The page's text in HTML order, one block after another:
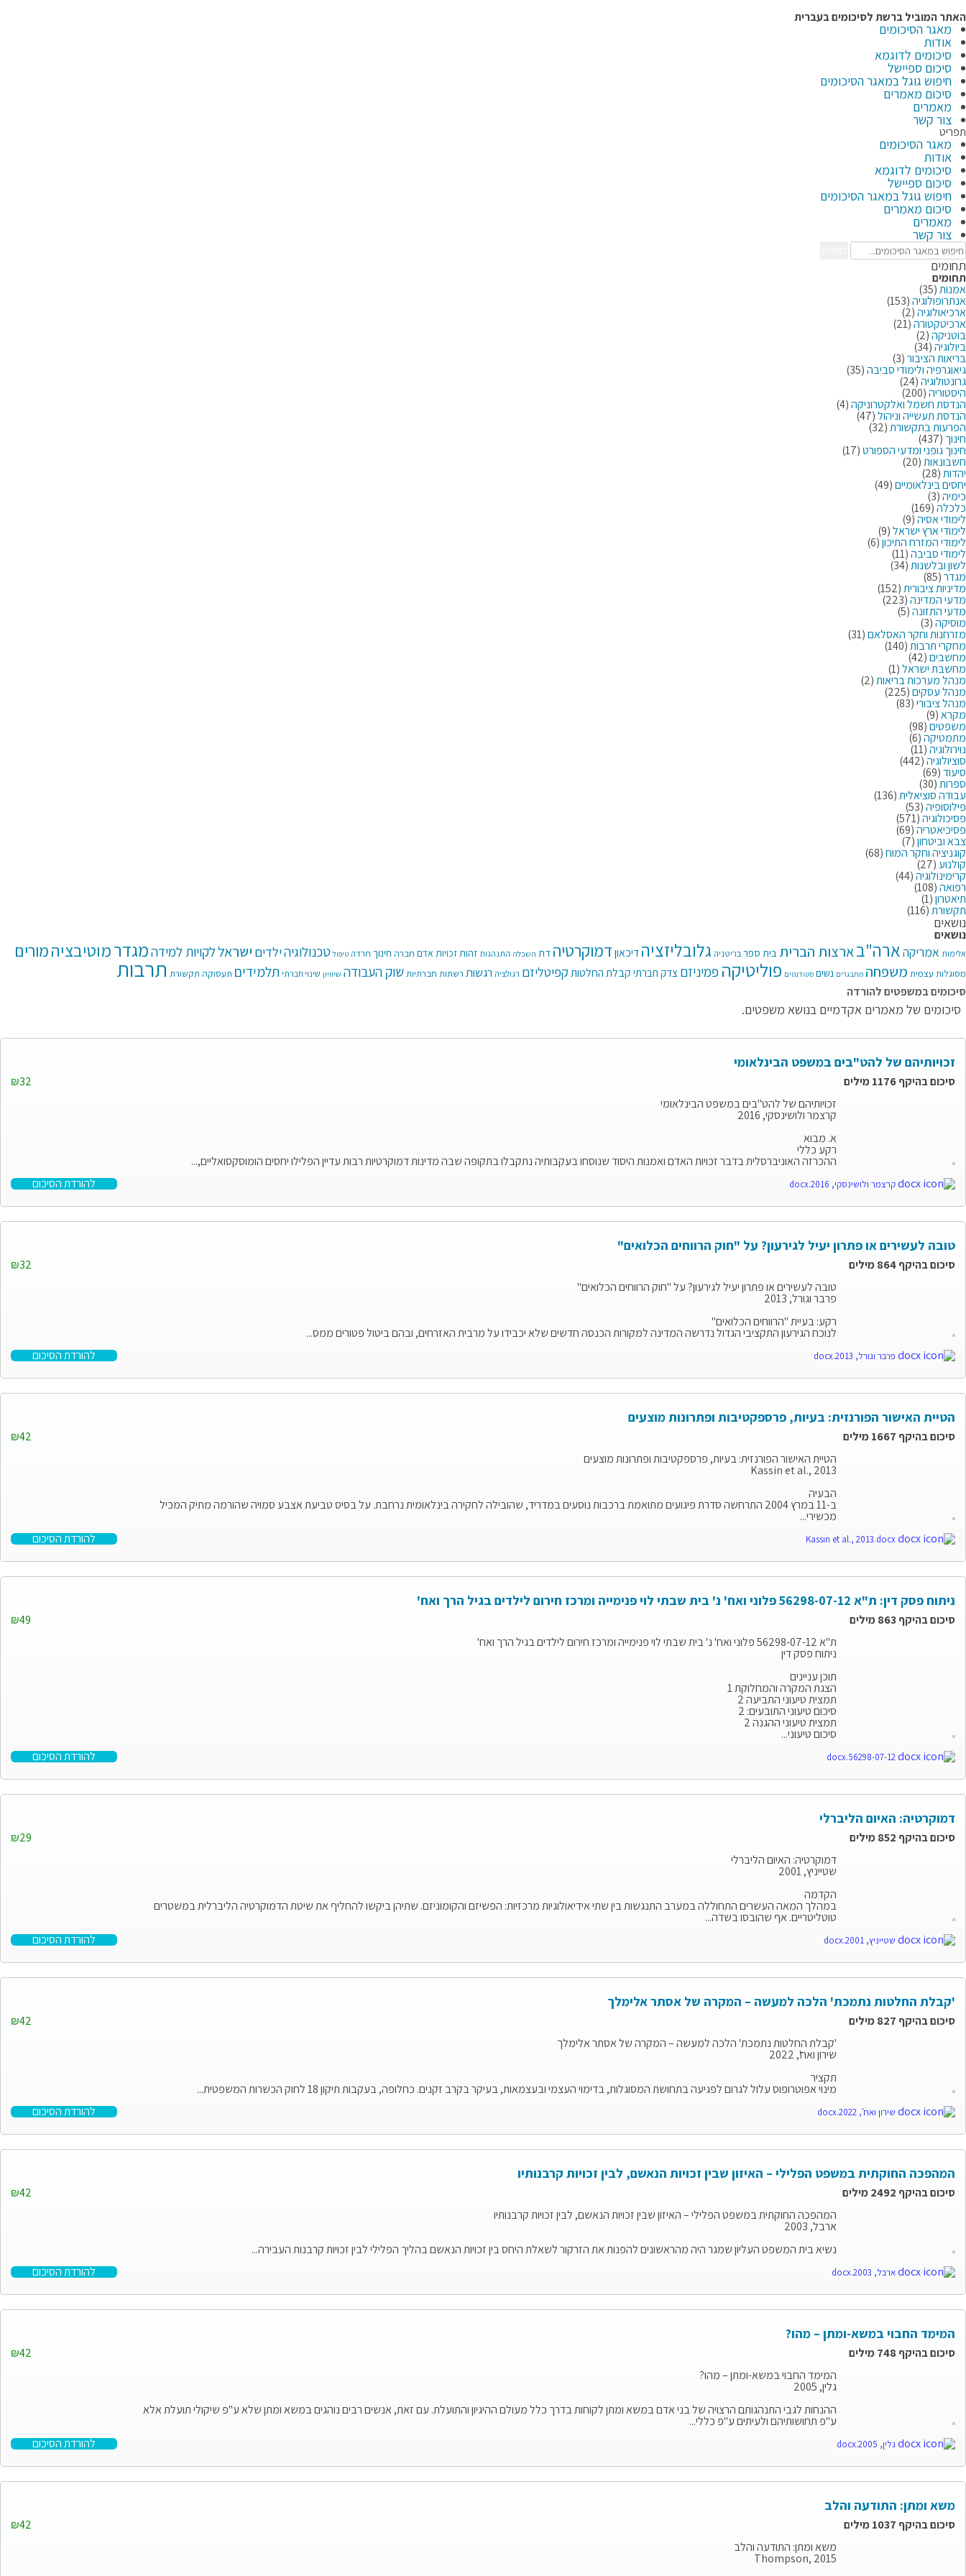
לתוכן
האתר המוביל ברשתלסיכומים בעברית
מאגר הסיכומים
אודות
סיכומים לדוגמא
סיכום ספיישל
חיפוש גוגל במאגר הסיכומים
סיכום מאמרים
מאמרים
צור קשר
תפריט
מאגר הסיכומים
אודות
סיכומים לדוגמא
סיכום ספיישל
חיפוש גוגל במאגר הסיכומים
סיכום מאמרים
מאמרים
צור קשר
תחומים
תחומים
אמנות(35)
אנתרופולוגיה(153)
ארכיאולוגיה(2)
ארכיטקטורה(21)
בוטניקה(2)
ביולוגיה(34)
בריאות הציבור(3)
גיאוגרפיה ולימודי סביבה(35)
גרונטולוגיה(24)
היסטוריה(200)
הנדסת חשמל ואלקטרוניקה(4)
הנדסת תעשייה וניהול(47)
הפרעות בתקשורת(32)
חינוך (437)
חינוך גופני ומדעי הספורט(17)
חשבונאות(20)
יהדות(28)
יחסים בינלאומיים(49)
כימיה(3)
כלכלה(169)
לימודי אסיה(9)
לימודי ארץ ישראל(9)
לימודי המזרח התיכון(6)
לימודי סביבה(11)
לשון ובלשנות(34)
מגדר(85)
מדיניות ציבורית(152)
מדעי המדינה(223)
מדעי התזונה(5)
מוסיקה(3)
מזרחנות וחקר האסלאם(31)
מחקרי תרבות(140)
מחשבים(42)
מחשבת ישראל(1)
מנהל מערכות בריאות(2)
מנהל עסקים(225)
מנהל ציבורי(83)
מקרא(9)
משפטים(98)
מתמטיקה(6)
נוירולוגיה(11)
סוציולוגיה(442)
סיעוד(69)
ספרות(30)
עבודה סוציאלית(136)
פילוסופיה(53)
פסיכולוגיה(571)
פסיכיאטריה(69)
צבא וביטחון(7)
קוגניציה וחקר המוח(68)
קולנוע (27)
קרימינולוגיה(44)
רפואה(108)
תיאטרון(1)
תקשורת(116)
נושאים
נושאים
אלימות אמריקהארה"בארצות הברית בית ספרבריטניה גלובליזציהדיכאוןדמוקרטיה דת השכלה התנהגותזהותזכויות אדם חברה חינוך חרדה טיפול טכנולוגיהילדים ישראללקויות למידהמגדרמוטיבציהמורים
מסוגלות עצמית משפחה מתבגרים נשים סטודנטים פוליטיקה פמיניזם צדק חברתי קבלת החלטותקפיטליזם רגולציה רגשות רשתות חברתיותשוק העבודה שיוויון שינוי חברתי תלמידים תעסוקה תקשורת תרבות
סיכומים במשפטים להורדה
סיכומים של מאמרים אקדמיים בנושא משפטים.
זכויותיהם של להט"בים במשפט הבינלאומי
סיכום בהיקף 1176 מילים
₪32
זכויותיהם של להט"בים במשפט הבינלאומי
קרצמר ולושינסקי, 2016
א. מבוא
רקע כללי
ההכרזה האוניברסלית בדבר זכויות האדם ואמנות היסוד שנוסחו בעקבותיה נתקבלו בתקופה שבה מדינות דמוקרטיות רבות עדיין הפלילו יחסים הומוסקסואליים,...
קרצמר ולושינסקי, 2016.docx להורדת הסיכום
טובה לעשירים או פתרון יעיל לגירעון? על "חוק הרווחים הכלואים"
סיכום בהיקף 864 מילים
₪32
טובה לעשירים או פתרון יעיל לגירעון? על "חוק הרווחים הכלואים"
פרבר וגורל, 2013
רקע: בעיית "הרווחים הכלואים"
לנוכח הגירעון התקציבי הגדול נדרשה המדינה למקורות הכנסה חדשים שלא יכבידו על מרבית האזרחים, ובהם ביטול פטורים ממס...
פרבר וגורל, 2013.docx להורדת הסיכום
הטיית האישור הפורנזית: בעיות, פרספקטיבות ופתרונות מוצעים
סיכום בהיקף 1667 מילים
₪42
הטיית האישור הפורנזית: בעיות, פרספקטיבות ופתרונות מוצעים
Kassin et al., 2013
הבעיה
ב-11 במרץ 2004 התרחשה סדרת פיגועים מתואמת ברכבות נוסעים במדריד, שהובילה לחקירה בינלאומית נרחבת. על בסיס טביעת אצבע סמויה שהורמה מתיק המכיל
מכשירי...
להורדת הסיכום
ניתוח פסק דין: ת"א 56298-07-12 פלוני ואח' נ' בית שבתי לוי פנימייה ומרכז חירום לילדים בגיל הרך ואח'
סיכום בהיקף 863 מילים
₪49
ת"א 56298-07-12 פלוני ואח' נ' בית שבתי לוי פנימייה ומרכז חירום לילדים בגיל הרך ואח'
ניתוח פסק דין
תוכן עניינים
הצגת המקרה והמחלוקת 1
תמצית טיעוני התביעה 2
סיכום טיעוני התובעים: 2
תמצית טיעוני ההגנה 2
סיכום טיעוני...
להורדת הסיכום
דמוקרטיה: האיום הליברלי
סיכום בהיקף 852 מילים
₪29
דמוקרטיה: האיום הליברלי
הקדמה
במהלך המאה העשרים התחוללה במערב התנגשות בין שתי אידיאולוגיות מרכזיות: הפשיזם והקומוניזם. שתיהן ביקשו להחליף את שיטת הדמוקרטיה הליברלית במשטרים
טוטליטריים. אף שהובסו בשדה...
להורדת הסיכום
'קבלת החלטות נתמכת' הלכה למעשה – המקרה של אסתר אלימלך
סיכום בהיקף 827 מילים
₪42
'קבלת החלטות נתמכת' הלכה למעשה – המקרה של אסתר אלימלך
שירון ואח', 2022
תקציר
מינוי אפוטרופוס עלול לגרום לפגיעה בתחושת המסוגלות, בדימוי העצמי ובעצמאות, בעיקר בקרב זקנים. כחלופה, בעקבות תיקון 18 לחוק הכשרות המשפטית...
שירון ואח', 2022.docx להורדת הסיכום
המהפכה החוקתית במשפט הפלילי – האיזון שבין זכויות הנאשם, לבין זכויות קרבנותיו
סיכום בהיקף 2492 מילים
₪42
המהפכה החוקתית במשפט הפלילי – האיזון שבין זכויות הנאשם, לבין זכויות קרבנותיו
ארבל, 2003
נשיא בית המשפט העליון שמגר היה מהראשונים להפנות את הזרקור לשאלת היחס בין זכויות הנאשם בהליך הפלילי לבין זכויות קרבנות העבירה...
ארבל, 2003.docx להורדת הסיכום
המימד החבוי במשא-ומתן – מהו?
סיכום בהיקף 748 מילים
₪42
המימד החבוי במשא-ומתן – מהו?
גלין, 2005
ההנחות לגבי התנהגותם הרצויה של בני אדם במשא ומתן לקוחות בדרך כלל מעולם ההיגיון והתועלת. עם זאת, אנשים רבים נוהגים במשא ומתן שלא ע"פ שיקולי תועלת אלא
ע"פ תחושותיהם ולעיתים ע"פ כללי...
גלין, 2005.docx להורדת הסיכום
משא ומתן: התודעה והלב
סיכום בהיקף 1037 מילים
₪42
משא ומתן: התודעה והלב
Thompson, 2015